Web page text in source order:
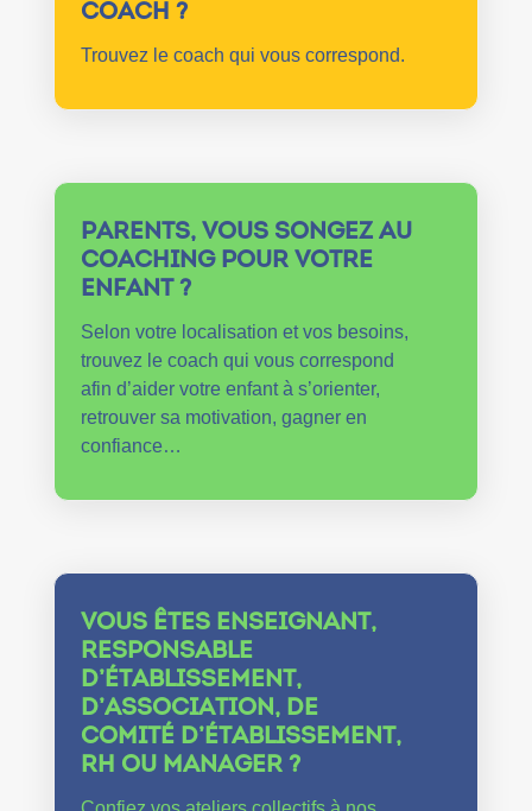
COACH ?
Trouvez le coach qui vous correspond.
PARENTS, VOUS SONGEZ AU
COACHING POUR VOTRE
ENFANT ?
Selon votre localisation et vos besoins,
trouvez le coach qui vous correspond
afin d’aider votre enfant à s’orienter,
retrouver sa motivation, gagner en
confiance…
VOUS ÊTES ENSEIGNANT,
RESPONSABLE
D’ÉTABLISSEMENT,
D’ASSOCIATION, DE
COMITÉ D’ÉTABLISSEMENT,
RH OU MANAGER ?